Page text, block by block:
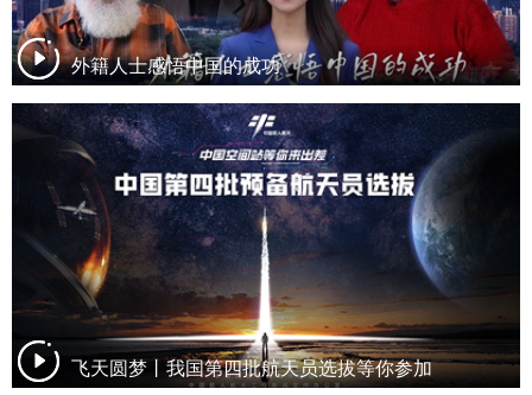
外籍人士感悟中国的成功
飞天圆梦丨我国第四批航天员选拔等你参加